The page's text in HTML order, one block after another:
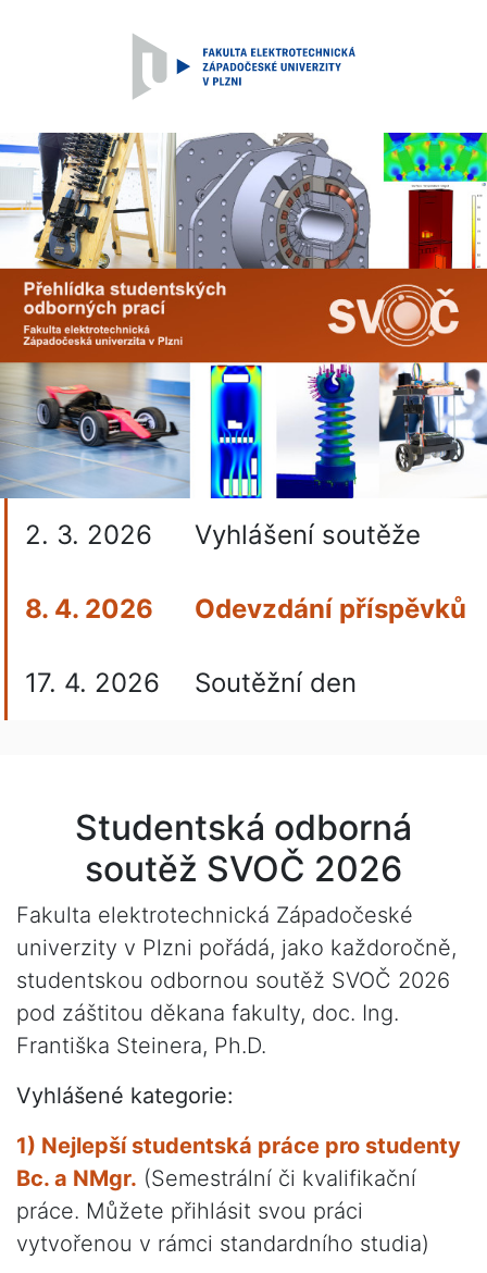
2. 3. 2026 Vyhlášení soutěže
8. 4. 2026 Odevzdání příspěvků
17. 4. 2026 Soutěžní den
Studentská odborná
soutěž SVOČ 2026
Fakulta elektrotechnická Západočeské
univerzity v Plzni pořádá, jako každoročně,
studentskou odbornou soutěž SVOČ 2026
pod záštitou děkana fakulty, doc. Ing.
Františka Steinera, Ph.D.
Vyhlášené kategorie:
1) Nejlepší studentská práce pro studenty
Bc. a NMgr. (Semestrální či kvalifikační
práce. Můžete přihlásit svou práci
vytvořenou v rámci standardního studia)